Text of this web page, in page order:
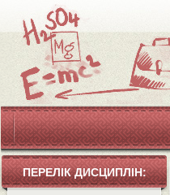
ПЕРЕЛІК ДИСЦИПЛІН: